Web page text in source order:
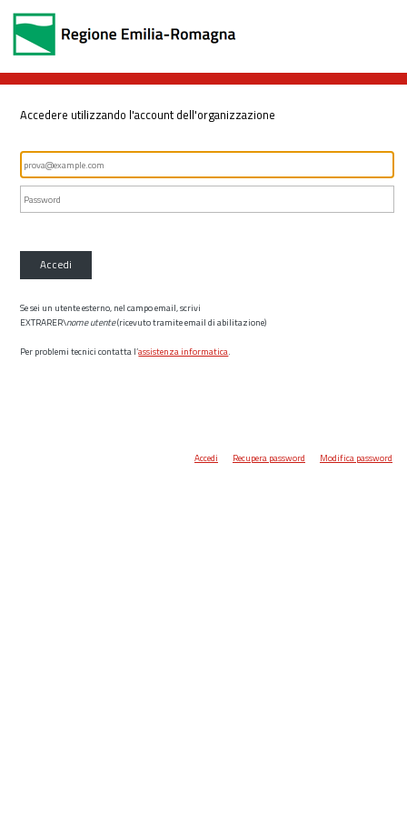
Accedere utilizzando l'account dell'organizzazione
Accedi
Se sei un utente esterno, nel campo email, scrivi
EXTRARER\nome utente(ricevuto tramite email di abilitazione)
Per problemi tecnici contatta l’assistenza informatica.
Accedi Recupera password Modifica password